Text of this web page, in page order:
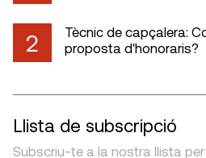
2
Tècnic de capçalera:
proposta d'honoraris?
Llista de subscripció
Subscriu-te a la nostra llista